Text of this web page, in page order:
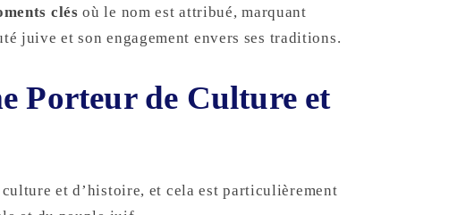
clés où le nom est attribué, marquant
juive et son engagement envers ses traditions.
Porteur de Culture et
et d’histoire, et cela est particulièrement